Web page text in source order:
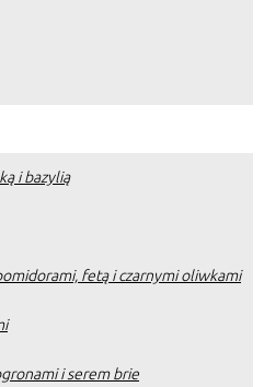
i bazylią
fetą i czarnymi oliwkami
i serem brie